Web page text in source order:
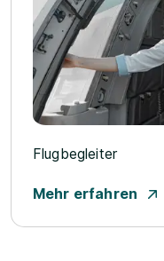
Flugbegleiter
Mehr erfahren